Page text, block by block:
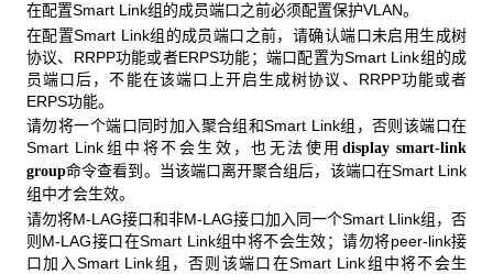
在配置Smart Link组的成员端口之前必须配置保护VLAN。
在配置Smart Link组的成员端口之前，请确认端口未启用生成树
协议、RRPP功能或者ERPS功能；端口配置为Smart Link组的成
员端口后，不能在该端口上开启生成树协议、RRPP功能或者
ERPS功能。
请勿将一个端口同时加入聚合组和Smart Link组，否则该端口在
Smart Link组中将不会生效，也无法使用 display smart-link
group命令查看到。当该端口离开聚合组后，该端口在Smart Link
组中才会生效。
请勿将M-LAG接口和非M-LAG接口加入同一个Smart Llink组，否
则M-LAG接口在Smart Link组中将不会生效；请勿将peer-link接
口加入Smart Link组，否则该端口在Smart Link组中将不会生